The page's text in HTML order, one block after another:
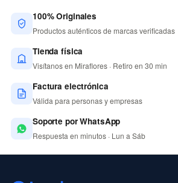
100% Originales
Productos auténticos de marcas verificadas
Tienda física
Visítanos en Miraflores · Retiro en 30 min
Factura electrónica
Válida para personas y empresas
Soporte por WhatsApp
Respuesta en minutos · Lun a Sáb